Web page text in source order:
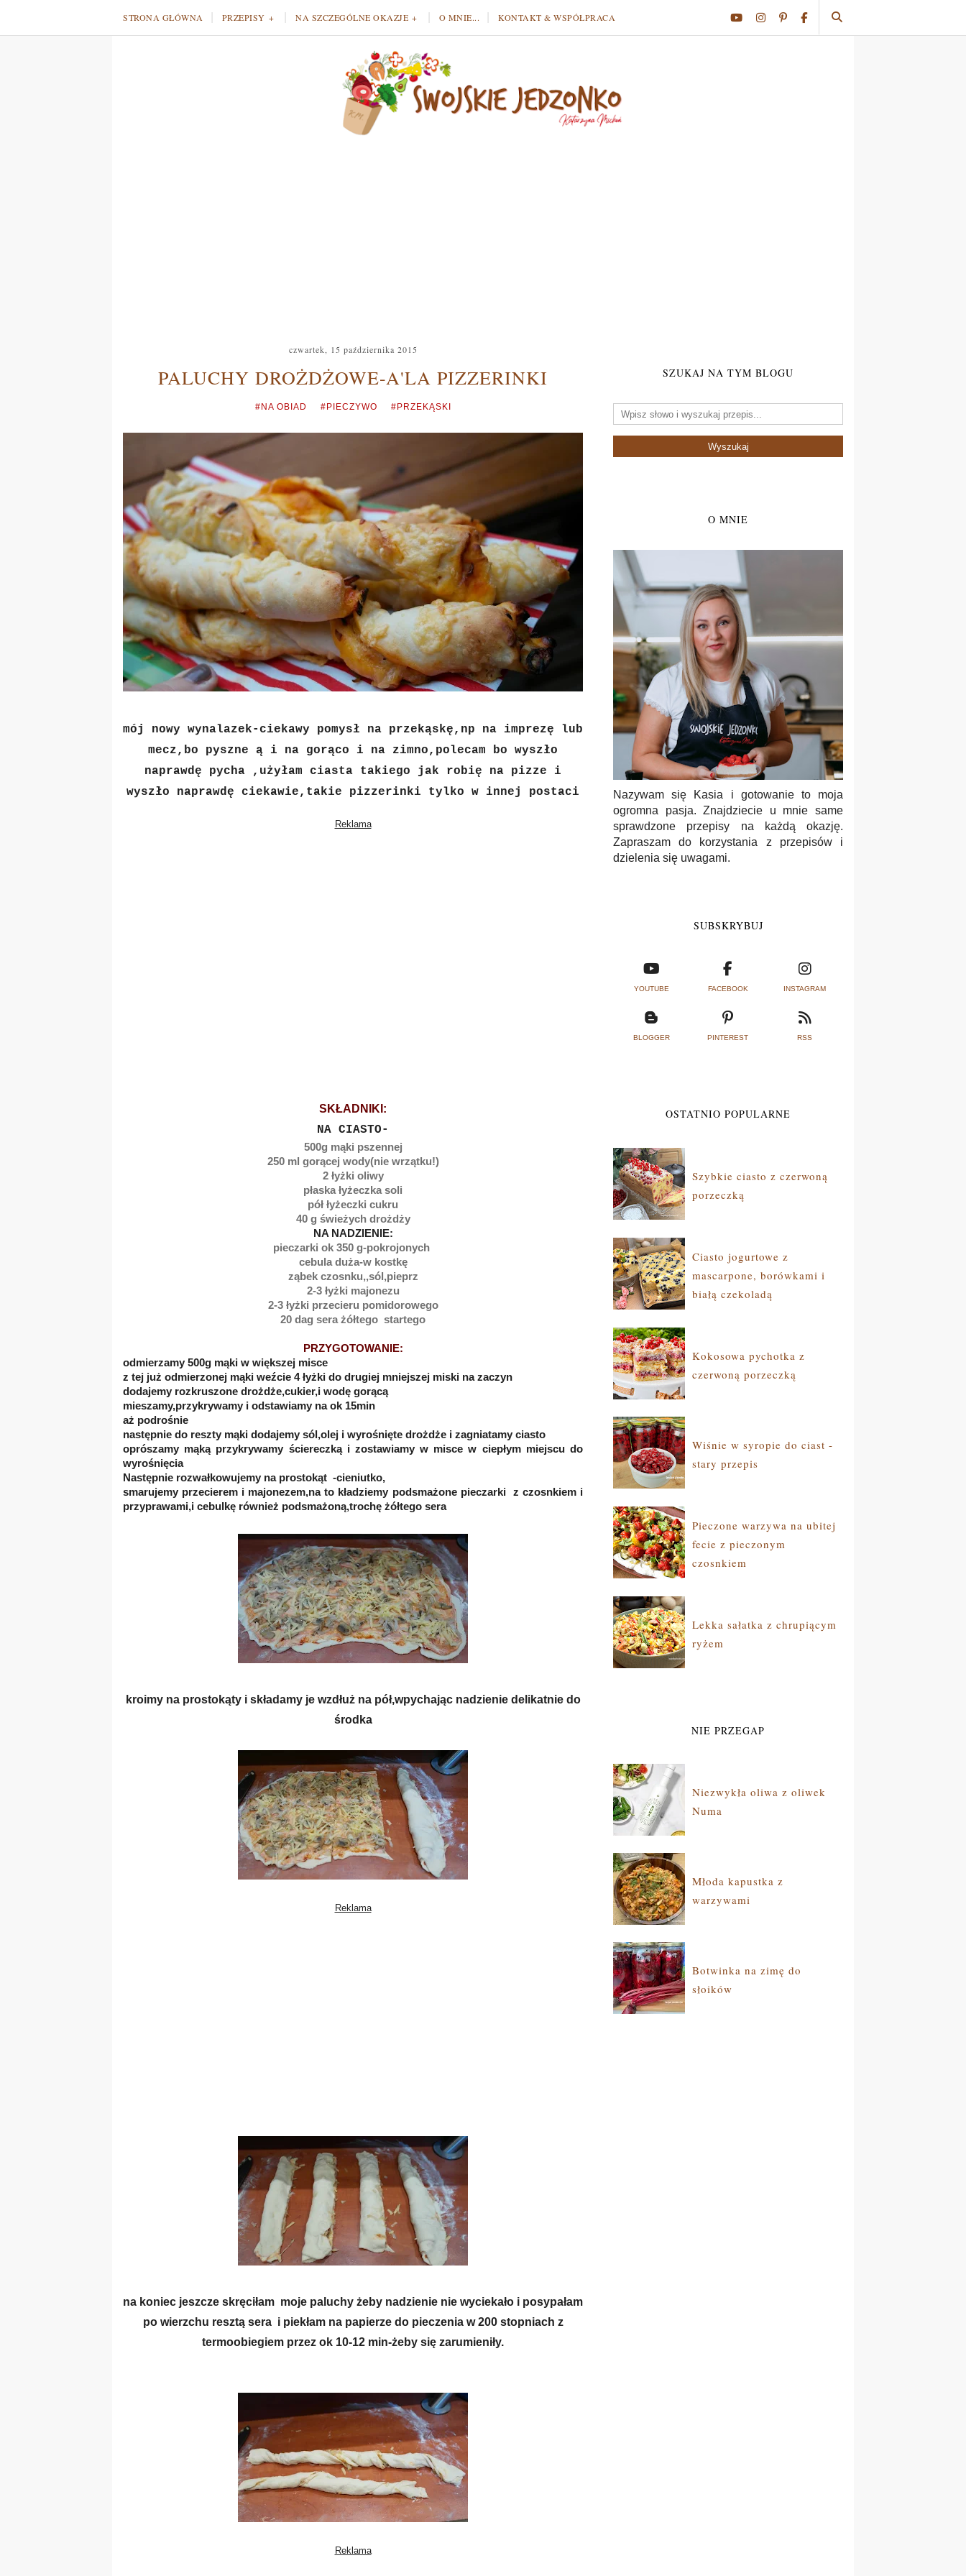
STRONA GŁÓWNA PRZEPISY NA SZCZEGÓLNE OKAZJE O MNIE... KONTAKT & WSPÓŁPRACA
czwartek, 15 października 2015
PALUCHY DROŻDŻOWE-A'LA PIZZERINKI
#NA OBIAD #PIECZYWO #PRZEKĄSKI
mój nowy wynalazek-ciekawy pomysł na przekąskę,np na imprezę lub
mecz,bo pyszne ą i na gorąco i na zimno,polecam bo wyszło
naprawdę pycha ,użyłam ciasta takiego jak robię na pizze i
wyszło naprawdę ciekawie,takie pizzerinki tylko w innej postaci
SKŁADNIKI:
NA CIASTO-
500g mąki pszennej
250 ml gorącej wody(nie wrzątku!)
2 łyżki oliwy
płaska łyżeczka soli
pół łyżeczki cukru
40 g świeżych drożdży
NA NADZIENIE:
pieczarki ok 350 g-pokrojonych
cebula duża-w kostkę
ząbek czosnku,,sól,pieprz
2-3 łyżki majonezu
2-3 łyżki przecieru pomidorowego
20 dag sera żółtego startego
PRZYGOTOWANIE:
odmierzamy 500g mąki w większej misce
z tej już odmierzonej mąki weźcie 4 łyżki do drugiej mniejszej miski na zaczyn
dodajemy rozkruszone drożdże,cukier,i wodę gorącą
mieszamy,przykrywamy i odstawiamy na ok 15min
aż podrośnie
następnie do reszty mąki dodajemy sól,olej i wyrośnięte drożdże i zagniatamy ciasto
oprószamy mąką przykrywamy ściereczką i zostawiamy w misce w ciepłym miejscu do
wyrośnięcia
Następnie rozwałkowujemy na prostokąt -cieniutko,
smarujemy przecierem i majonezem,na to kładziemy podsmażone pieczarki z czosnkiem i
przyprawami,i cebulkę również podsmażoną,trochę żółtego sera
kroimy na prostokąty i składamy je wzdłuż na pół,wpychając nadzienie delikatnie do
środka
na koniec jeszcze skręciłam moje paluchy żeby nadzienie nie wyciekało i posypałam
po wierzchu resztą sera i piekłam na papierze do pieczenia w 200 stopniach z
termoobiegiem przez ok 10-12 min-żeby się zarumieniły.
SZUKAJ NA TYM BLOGU
O MNIE
Nazywam się Kasia i gotowanie to moja
ogromna pasja. Znajdziecie u mnie same
sprawdzone przepisy na każdą okazję.
Zapraszam do korzystania z przepisów i
dzielenia się uwagami.
SUBSKRYBUJ
YOUTUBE FACEBOOK INSTAGRAM
BLOGGER PINTEREST RSS
OSTATNIO POPULARNE
Szybkie ciasto z czerwoną
porzeczką
Ciasto jogurtowe z
mascarpone, borówkami i
białą czekoladą
Kokosowa pychotka z
czerwoną porzeczką
Wiśnie w syropie do ciast -
stary przepis
Pieczone warzywa na ubitej
fecie z pieczonym
czosnkiem
Lekka sałatka z chrupiącym
ryżem
NIE PRZEGAP
Niezwykła oliwa z oliwek
Numa
Młoda kapustka z
warzywami
Botwinka na zimę do
słoików